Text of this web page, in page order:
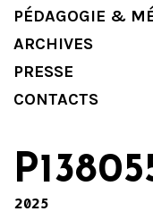
PÉDAGOGIE &
ARCHIVES
PRESSE
CONTACTS
2025